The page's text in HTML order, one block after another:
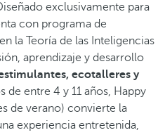
exclusivamente para
con programa de
la Teoría de las Inteligencias
aprendizaje y desarrollo
ecotalleres y
de entre 4 y 11 años, Happy
de verano) convierte la
experiencia entretenida,